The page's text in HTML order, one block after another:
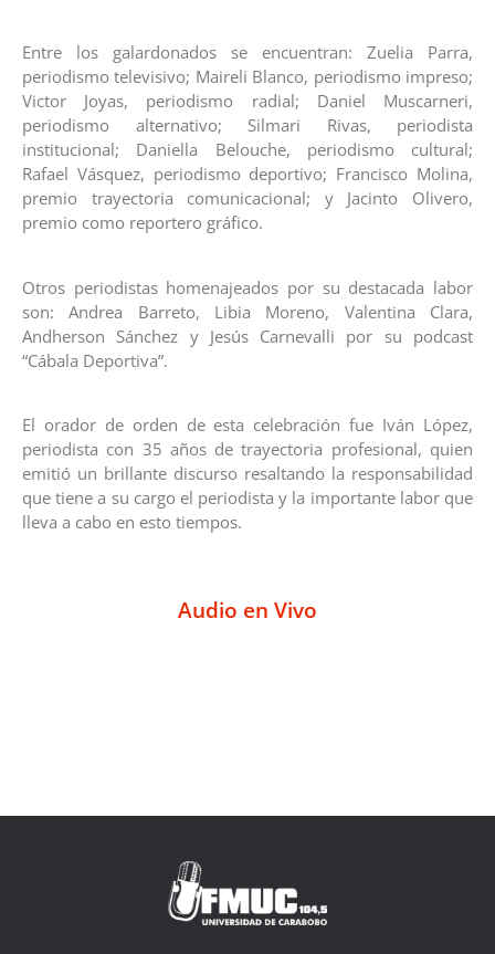
Entre los galardonados se encuentran: Zuelia Parra,
periodismo televisivo; Maireli Blanco, periodismo impreso;
Victor Joyas, periodismo radial; Daniel Muscarneri,
periodismo alternativo; Silmari Rivas, periodista
institucional; Daniella Belouche, periodismo cultural;
Rafael Vásquez, periodismo deportivo; Francisco Molina,
premio trayectoria comunicacional; y Jacinto Olivero,
premio como reportero gráfico.
Otros periodistas homenajeados por su destacada labor
son: Andrea Barreto, Libia Moreno, Valentina Clara,
Andherson Sánchez y Jesús Carnevalli por su podcast
“Cábala Deportiva”.
El orador de orden de esta celebración fue Iván López,
periodista con 35 años de trayectoria profesional, quien
emitió un brillante discurso resaltando la responsabilidad
que tiene a su cargo el periodista y la importante labor que
lleva a cabo en esto tiempos.
Audio en Vivo